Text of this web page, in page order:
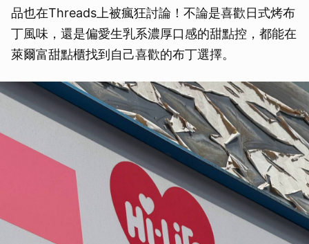
品也在Threads上被瘋狂討論！不論是喜歡日式烤布
丁風味，還是偏愛生乳系濃厚口感的甜點控，都能在
萊爾富甜點櫃找到自己喜歡的布丁選擇。